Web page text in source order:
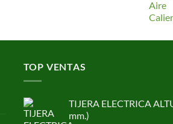
TOP VENTAS
TIJERA ELECTRICA
mm.)